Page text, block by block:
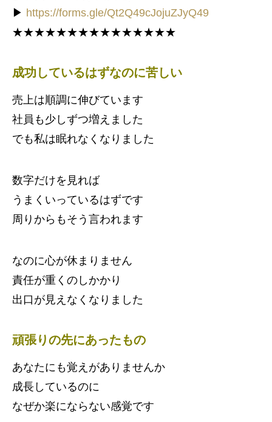
▶ https://forms.gle/Qt2Q49cJojuZJyQ49
★★★★★★★★★★★★★★★
成功しているはずなのに苦しい
売上は順調に伸びています
社員も少しずつ増えました
でも私は眠れなくなりました
数字だけを見れば
うまくいっているはずです
周りからもそう言われます
なのに心が休まりません
責任が重くのしかかり
出口が見えなくなりました
頑張りの先にあったもの
あなたにも覚えがありませんか
成長しているのに
なぜか楽にならない感覚です